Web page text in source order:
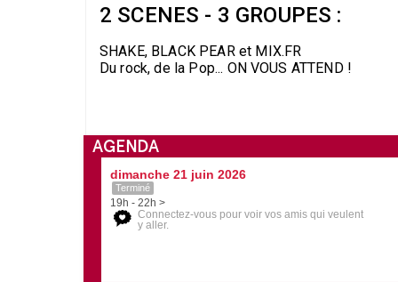
2 SCENES - 3 GROUPES :
SHAKE, BLACK PEAR et MIX.FR
Du rock, de la Pop... ON VOUS ATTEND !
AGENDA
dimanche 21 juin 2026
Terminé
19h - 22h >
Connectez-vous pour voir vos amis qui veulent
y aller.